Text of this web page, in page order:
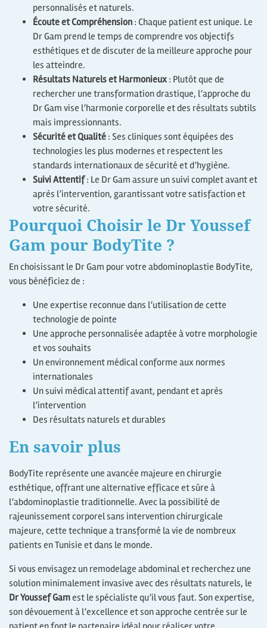
personnalisés et naturels.
Écoute et Compréhension : Chaque patient est unique. Le
Dr Gam prend le temps de comprendre vos objectifs
esthétiques et de discuter de la meilleure approche pour
les atteindre.
Résultats Naturels et Harmonieux : Plutôt que de
rechercher une transformation drastique, l’approche du
Dr Gam vise l’harmonie corporelle et des résultats subtils
mais impressionnants.
Sécurité et Qualité : Ses cliniques sont équipées des
technologies les plus modernes et respectent les
standards internationaux de sécurité et d’hygiène.
Suivi Attentif: Le Dr Gam assure un suivi complet avant et
après l’intervention, garantissant votre satisfaction et
votre sécurité.
Pourquoi Choisir le Dr Youssef
Gam pour BodyTite ?
En choisissant le Dr Gam pour votre abdominoplastie BodyTite,
vous bénéficiez de :
Une expertise reconnue dans l’utilisation de cette
technologie de pointe
Une approche personnalisée adaptée à votre morphologie
et vos souhaits
Un environnement médical conforme aux normes
internationales
Un suivi médical attentif avant, pendant et après
l’intervention
Des résultats naturels et durables
En savoir plus
BodyTite représente une avancée majeure en chirurgie
esthétique, offrant une alternative efficace et sûre à
l’abdominoplastie traditionnelle. Avec la possibilité de
rajeunissement corporel sans intervention chirurgicale
majeure, cette technique a transformé la vie de nombreux
patients en Tunisie et dans le monde.
Si vous envisagez un remodelage abdominal et recherchez une
solution minimalement invasive avec des résultats naturels, le
Dr Youssef Gamest le spécialiste qu’il vous faut. Son expertise,
son dévouement à l’excellence et son approche centrée sur le